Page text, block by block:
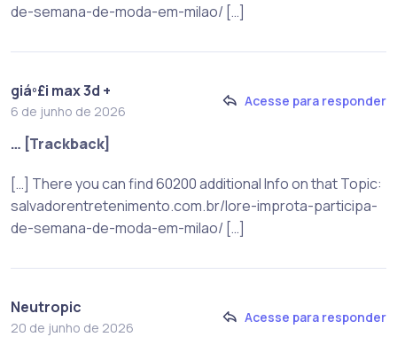
de-semana-de-moda-em-milao/ […]
giáº£i max 3d +
6 de junho de 2026
Acesse para responder
… [Trackback]
[…] There you can find 60200 additional Info on that Topic:
salvadorentretenimento.com.br/lore-improta-participa-
de-semana-de-moda-em-milao/ […]
Neutropic
20 de junho de 2026
Acesse para responder